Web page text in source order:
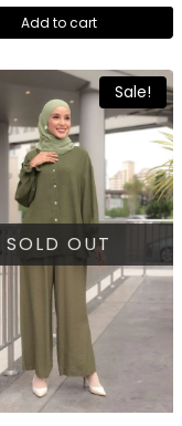
Add to cart
Sale!
SOLD OUT